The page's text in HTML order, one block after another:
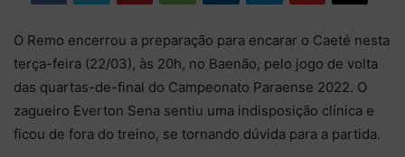
O Remo encerrou a preparação para encarar o Caeté nesta
terça-feira (22/03), às 20h, no Baenão, pelo jogo de volta
das quartas-de-final do Campeonato Paraense 2022. O
zagueiro Everton Sena sentiu uma indisposição clínica e
ficou de fora do treino, se tornando dúvida para a partida.